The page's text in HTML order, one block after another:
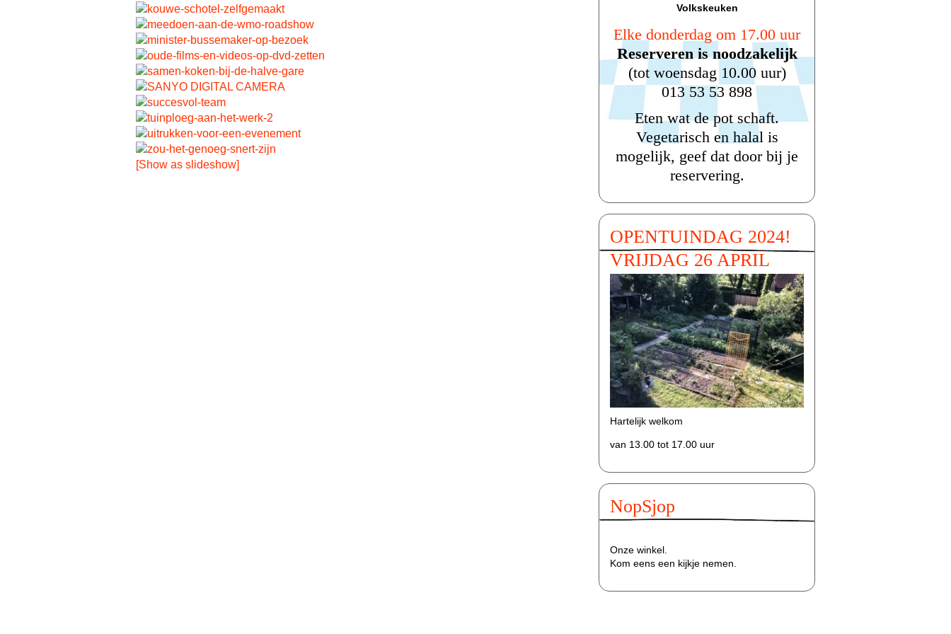
[Show as slideshow]
Volkskeuken
Elke donderdag om 17.00 uur
Reserveren is noodzakelijk
(tot woensdag 10.00 uur)
013 53 53 898
Eten wat de pot schaft.
Vegetarisch en halal is
mogelijk, geef dat door bij je
reservering.
OPENTUINDAG 2024!
VRIJDAG 26 APRIL
Hartelijk welkom
van 13.00 tot 17.00 uur
NopSjop
Onze winkel.
Kom eens een kijkje nemen.